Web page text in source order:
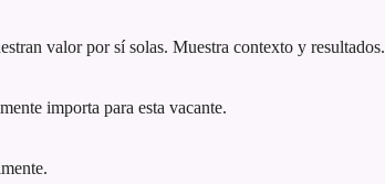
valor por sí solas. Muestra contexto y resultados.
importa para esta vacante.